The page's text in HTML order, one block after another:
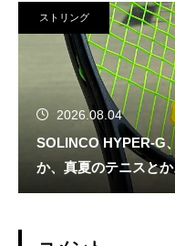
ストリング
2026.08.04
SOLINCO HYPER-G
か、真夏のテニスと